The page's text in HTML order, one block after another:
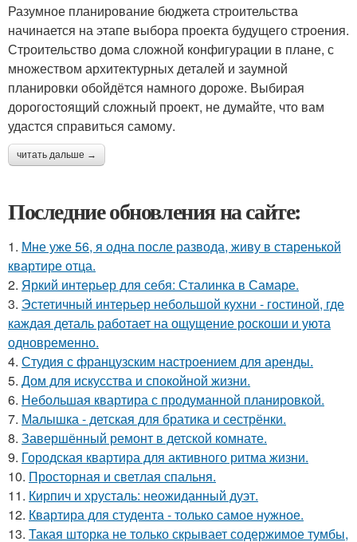
Разумное планирование бюджета строительства
начинается на этапе выбора проекта будущего строения.
Строительство дома сложной конфигурации в плане, с
множеством архитектурных деталей и заумной
планировки обойдётся намного дороже. Выбирая
дорогостоящий сложный проект, не думайте, что вам
удастся справиться самому.
читать дальше →
Последние обновления на сайте:
1. Мне уже 56, я одна после развода, живу в старенькой
квартире отца.
2. Яркий интерьер для себя: Сталинка в Самаре.
3. Эстетичный интерьер небольшой кухни - гостиной, где
каждая деталь работает на ощущение роскоши и уюта
одновременно.
4. Студия с французским настроением для аренды.
5. Дом для искусства и спокойной жизни.
6. Небольшая квартира с продуманной планировкой.
7. Малышка - детская для братика и сестрёнки.
8. Завершённый ремонт в детской комнате.
9. Городская квартира для активного ритма жизни.
10. Просторная и светлая спальня.
11. Кирпич и хрусталь: неожиданный дуэт.
12. Квартира для студента - только самое нужное.
13. Такая шторка не только скрывает содержимое тумбы,